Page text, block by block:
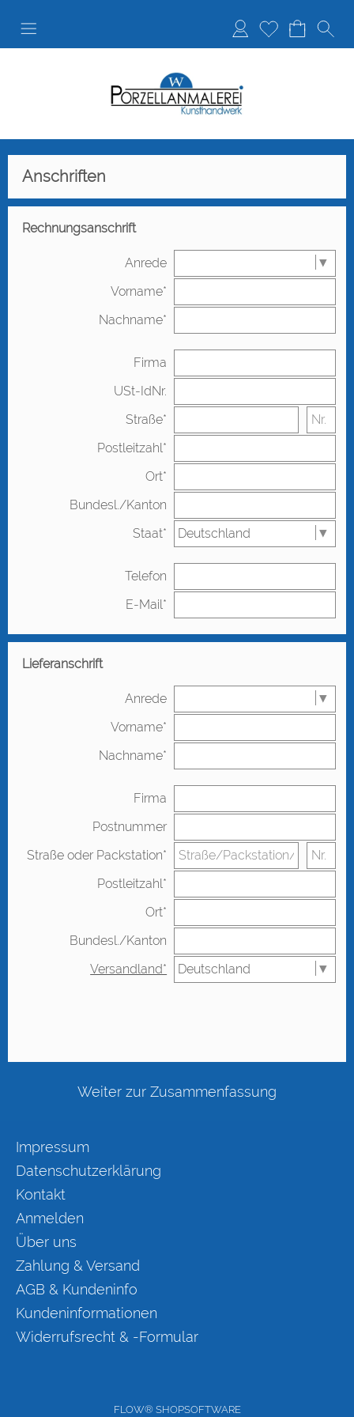
Anmelden
Merkliste
Anschriften
Rechnungsanschrift
Anrede
Vorname*
Nachname*
Firma
USt-IdNr.
Straße*
Postleitzahl*
Ort*
Bundesl./Kanton
Staat*
Telefon
E-Mail*
Lieferanschrift
Anrede
Vorname*
Nachname*
Firma
Postnummer
Straße oder Packstation*
Postleitzahl*
Ort*
Bundesl./Kanton
Versandland*
Weiter zur Zusammenfassung
Impressum
Datenschutzerklärung
Kontakt
Anmelden
Über uns
Zahlung & Versand
AGB & Kundeninfo
Kundeninformationen
Widerrufsrecht & -Formular
FLOW® SHOPSOFTWARE